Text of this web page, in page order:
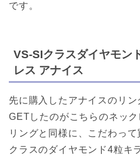
です。
VS-SIクラスダイヤモン
レス アナイス
先に購入したアナイスのリ
GETしたのがこちらのネック
リングと同様に、こだわっ
クラスのダイヤモンド4粒キ